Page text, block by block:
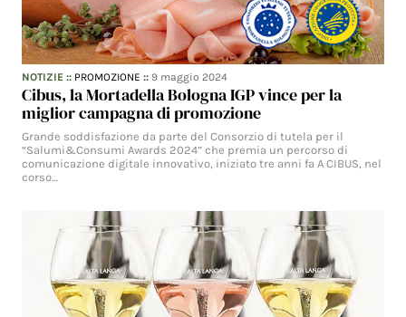
NOTIZIE :: PROMOZIONE ::9 maggio 2024
Cibus, la Mortadella Bologna IGP vince per la
miglior campagna di promozione
Grande soddisfazione da parte del Consorzio di tutela per il
“Salumi&Consumi Awards 2024” che premia un percorso di
comunicazione digitale innovativo, iniziato tre anni fa A CIBUS, nel
corso…